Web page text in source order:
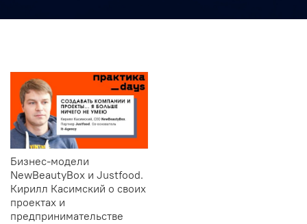
Бизнес-модели
NewBeautyBox и Justfood.
Кирилл Касимский о своих
проектах и
предпринимательстве